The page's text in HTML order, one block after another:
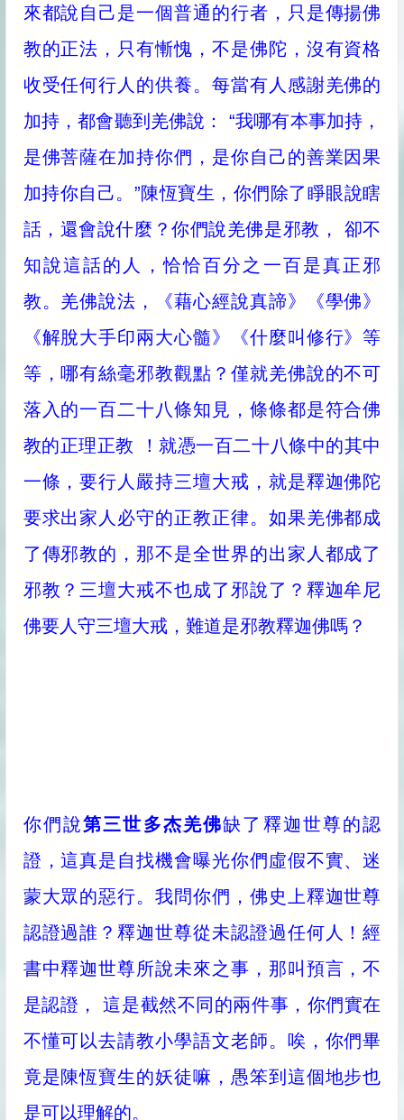
來都說自己是一個普通的行者，只是傳揚佛
教的正法，只有慚愧，不是佛陀，沒有資格
收受任何行人的供養。每當有人感謝羌佛的
加持，都會聽到羌佛說： “我哪有本事加持，
是佛菩薩在加持你們，是你自己的善業因果
加持你自己。”陳恆寶生，你們除了睜眼說瞎
話，還會說什麼？你們說羌佛是邪教， 卻不
知說這話的人，恰恰百分之一百是真正邪
教。羌佛說法，《藉心經說真諦》《學佛》
《解脫大手印兩大心髓》《什麼叫修行》等
等，哪有絲毫邪教觀點？僅就羌佛說的不可
落入的一百二十八條知見，條條都是符合佛
教的正理正教 ！就憑一百二十八條中的其中
一條，要行人嚴持三壇大戒，就是釋迦佛陀
要求出家人必守的正教正律。如果羌佛都成
了傳邪教的，那不是全世界的出家人都成了
邪教？三壇大戒不也成了邪說了？釋迦牟尼
佛要人守三壇大戒，難道是邪教釋迦佛嗎？
你們說第三世多杰羌佛缺了釋迦世尊的認
證，這真是自找機會曝光你們虛假不實、迷
蒙大眾的惡行。我問你們，佛史上釋迦世尊
認證過誰？釋迦世尊從未認證過任何人！經
書中釋迦世尊所說未來之事，那叫預言，不
是認證， 這是截然不同的兩件事，你們實在
不懂可以去請教小學語文老師。唉，你們畢
竟是陳恆寶生的妖徒嘛，愚笨到這個地步也
是可以理解的。